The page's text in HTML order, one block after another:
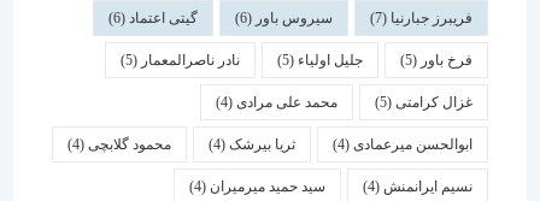
فریبرز جبارنیا(7) سیروس باور(6) گیتی اعتماد(6)
فرخ باور(5) جلیل اولیاء(5) نادر ناصرالمعمار (5)
غزال کرامتی (5) محمد علی مرادی(4)
ابوالحسن میرعمادی(4) ثریا بیرشک(4) محمود گلابچی(4)
نسیم ایرانمنش(4) سید حمید میرمیران(4)